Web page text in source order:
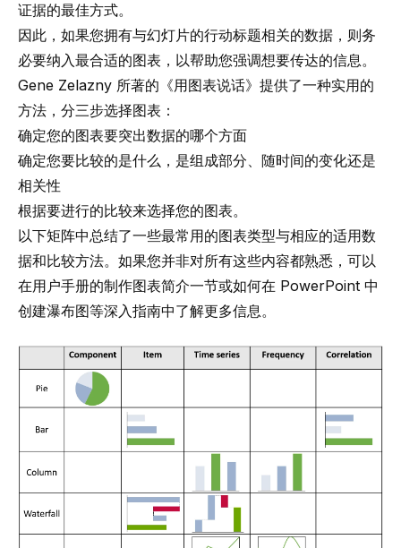
证据的最佳方式。
因此，如果您拥有与幻灯片的行动标题相关的数据，则务
必要纳入最合适的图表，以帮助您强调想要传达的信息。
Gene Zelazny 所著的《用图表说话》 提供了一种实用的
方法，分三步选择图表：
确定您的图表要突出数据的哪个方面
确定您要比较的是什么，是组成部分、随时间的变化还是
相关性
根据要进行的比较来选择您的图表。
以下矩阵中总结了一些最常用的图表类型与相应的适用数
据和比较方法。如果您并非对所有这些内容都熟悉，可以
在用户手册的制作图表简介一节或如何在 PowerPoint 中
创建瀑布图等深入指南中了解更多信息。